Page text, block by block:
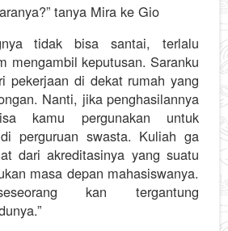
tanya Mira ke Gio
tidak bisa santai, terlalu
mengambil keputusan. Saranku
pekerjaan di dekat rumah yang
Nanti, jika penghasilannya
kamu pergunakan untuk
perguruan swasta. Kuliah ga
dari akreditasinya yang suatu
masa depan mahasiswanya.
kan tergantung